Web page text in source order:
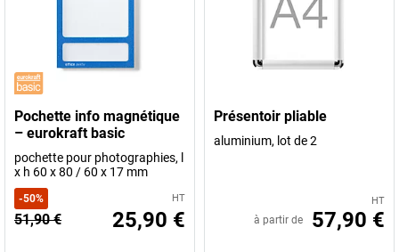
Pochette info magnétique
– eurokraft basic
pochette pour photographies, l
x h 60 x 80 / 60 x 17 mm
-50% HT
51,90 € 25,90 €
Présentoir pliable
aluminium, lot de 2
HT
à partir de 57,90 €